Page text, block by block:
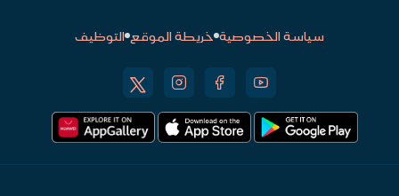
سياسة الخصوصية خريطة الموقع التوظيف